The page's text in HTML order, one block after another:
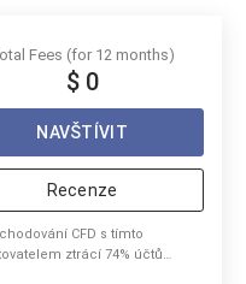
Fees (for 12 months)
$ 0
NAVŠTÍVIT
Recenze
CFD s tímto
ztrácí 74% účtů